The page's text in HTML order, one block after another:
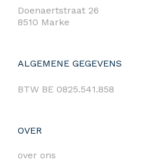
Doenaertstraat 26
8510 Marke
ALGEMENE GEGEVENS
BTW BE 0825.541.858
OVER
over ons